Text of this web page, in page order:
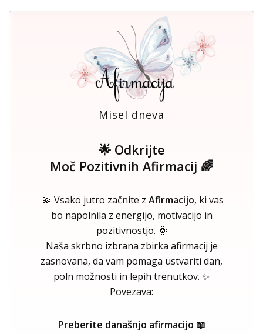
Misel dneva
🌟 Odkrijte
Moč Pozitivnih Afirmacij 🌈
💫 Vsako jutro začnite z Afirmacijo, ki vas
bo napolnila z energijo, motivacijo in
pozitivnostjo. 🌞
Naša skrbno izbrana zbirka afirmacij je
zasnovana, da vam pomaga ustvariti dan,
poln možnosti in lepih trenutkov. ✨
Povezava:
Preberite današnjo afirmacijo 📖